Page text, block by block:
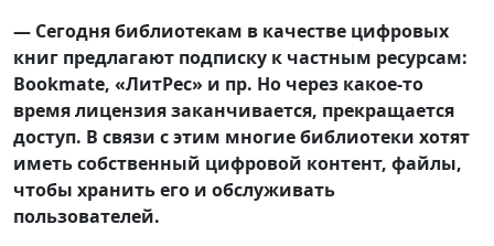
— Сегодня библиотекам в качестве цифровых
книг предлагают подписку к частным ресурсам:
Bookmate, «ЛитРес» и пр. Но через какое-то
время лицензия заканчивается, прекращается
доступ. В связи с этим многие библиотеки хотят
иметь собственный цифровой контент, файлы,
чтобы хранить его и обслуживать
пользователей.